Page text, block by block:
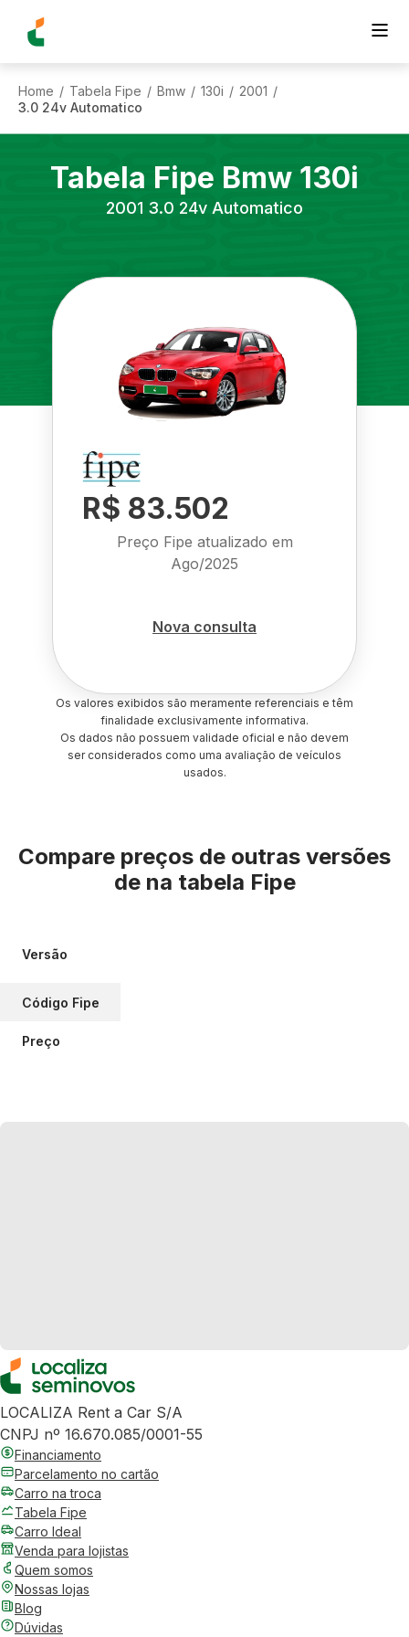
Home / Tabela Fipe / Bmw / 130i / 2001 /
3.0 24v Automatico
Tabela Fipe Bmw 130i
2001 3.0 24v Automatico
R$ 83.502
Preço Fipe atualizado em
Ago/2025
Nova consulta
Os valores exibidos são meramente referenciais e têm
finalidade exclusivamente informativa.
Os dados não possuem validade oficial e não devem
ser considerados como uma avaliação de veículos
usados.
Compare preços de outras versões
de na tabela Fipe
Versão
Código Fipe
Preço
LOCALIZA Rent a Car S/A
CNPJ nº 16.670.085/0001-55
Financiamento
Parcelamento no cartão
Carro na troca
Tabela Fipe
Carro Ideal
Venda para lojistas
Quem somos
Nossas lojas
Blog
Dúvidas